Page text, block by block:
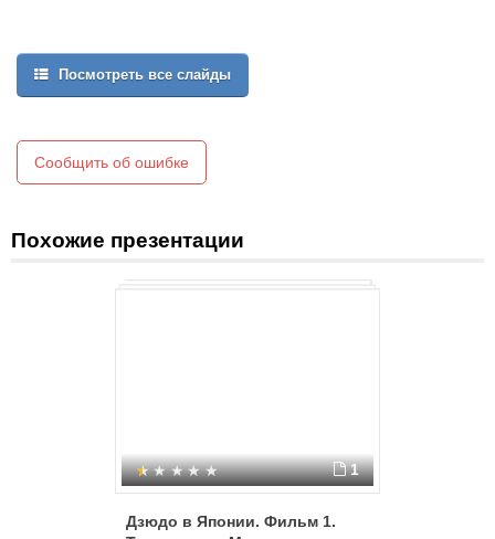
Посмотреть все слайды
Сообщить об ошибке
Похожие презентации
1
Дзюдо в Японии. Фильм 1.